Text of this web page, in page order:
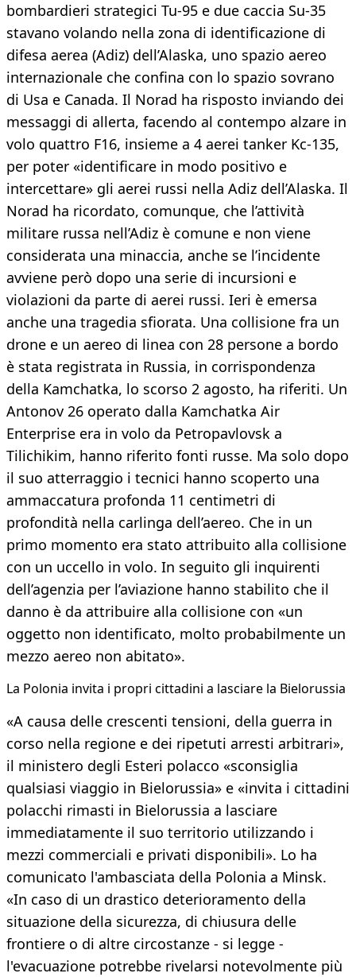
bombardieri strategici Tu-95 e due caccia Su-35
stavano volando nella zona di identificazione di
difesa aerea (Adiz) dell’Alaska, uno spazio aereo
internazionale che confina con lo spazio sovrano
di Usa e Canada. Il Norad ha risposto inviando dei
messaggi di allerta, facendo al contempo alzare in
volo quattro F16, insieme a 4 aerei tanker Kc-135,
per poter «identificare in modo positivo e
intercettare» gli aerei russi nella Adiz dell’Alaska. Il
Norad ha ricordato, comunque, che l’attività
militare russa nell’Adiz è comune e non viene
considerata una minaccia, anche se l’incidente
avviene però dopo una serie di incursioni e
violazioni da parte di aerei russi. Ieri è emersa
anche una tragedia sfiorata. Una collisione fra un
drone e un aereo di linea con 28 persone a bordo
è stata registrata in Russia, in corrispondenza
della Kamchatka, lo scorso 2 agosto, ha riferiti. Un
Antonov 26 operato dalla Kamchatka Air
Enterprise era in volo da Petropavlovsk a
Tilichikim, hanno riferito fonti russe. Ma solo dopo
il suo atterraggio i tecnici hanno scoperto una
ammaccatura profonda 11 centimetri di
profondità nella carlinga dell’aereo. Che in un
primo momento era stato attribuito alla collisione
con un uccello in volo. In seguito gli inquirenti
dell’agenzia per l’aviazione hanno stabilito che il
danno è da attribuire alla collisione con «un
oggetto non identificato, molto probabilmente un
mezzo aereo non abitato».
La Polonia invita i propri cittadini a lasciare la Bielorussia
«A causa delle crescenti tensioni, della guerra in
corso nella regione e dei ripetuti arresti arbitrari»,
il ministero degli Esteri polacco «sconsiglia
qualsiasi viaggio in Bielorussia» e «invita i cittadini
polacchi rimasti in Bielorussia a lasciare
immediatamente il suo territorio utilizzando i
mezzi commerciali e privati disponibili». Lo ha
comunicato l'ambasciata della Polonia a Minsk.
«In caso di un drastico deterioramento della
situazione della sicurezza, di chiusura delle
frontiere o di altre circostanze - si legge -
l'evacuazione potrebbe rivelarsi notevolmente più